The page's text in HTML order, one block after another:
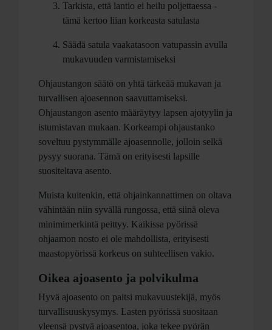
Tarkista, että lantio ei heilu poljettaessa -
tämä kertoo liian korkeasta satulasta
Säädä satula vaakatasoon vatupassin avulla
mukavuuden varmistamiseksi
Ohjaustangon säätö on yhtä tärkeää mukavan ja
turvallisen ajoasennon saavuttamiseksi.
Ohjaustangon asento määräytyy lapsen ajotyylin ja
istumistavan mukaan. Korkeampi ohjaustanko
soveltuu pystymmälle ajoasennolle, jolloin selkä
pysyy suorana. Tämä on erityisesti lapsille
suositeltava asento.
Muista kuitenkin, että ohjainkannattimen on oltava
vähintään niin syvällä rungossa, että siinä oleva
minimimerkintä peittyy. Kaikissa pyörissä
ohjaamon nosto ei ole mahdollista, erityisesti
maastopyörissä korkeus on suhteellisen vakio.
Oikea ajoasento ja polvikulma
Hyvä ajoasento on paitsi mukavuustekijä, myös
turvallisuuskysymys. Lasten pyörissä suositaan
yleensä pystyä ajoasentoa, joka tekee pyörän